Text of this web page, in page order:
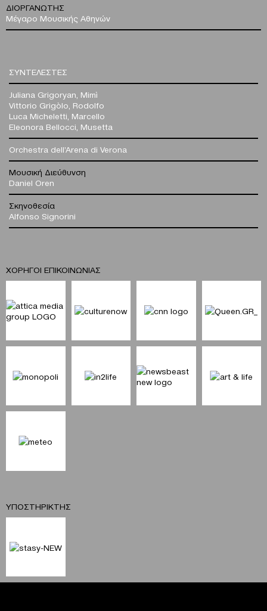
ΔΙΟΡΓΑΝΩΤΗΣ
Μέγαρο Μουσικής Αθηνών
ΣΥΝΤΕΛΕΣΤΕΣ
Juliana Grigoryan, Mimì
Vittorio Grigòlo, Rodolfo
Luca Micheletti, Marcello
Eleonora Bellocci, Musetta
Orchestra dell’Arena di Verona
Μουσική Διεύθυνση
Daniel Oren
Σκηνοθεσία
Alfonso Signorini
ΧΟΡΗΓΟΙ ΕΠΙΚΟΙΝΩΝΙΑΣ
ΥΠΟΣΤΗΡΙΚΤΗΣ